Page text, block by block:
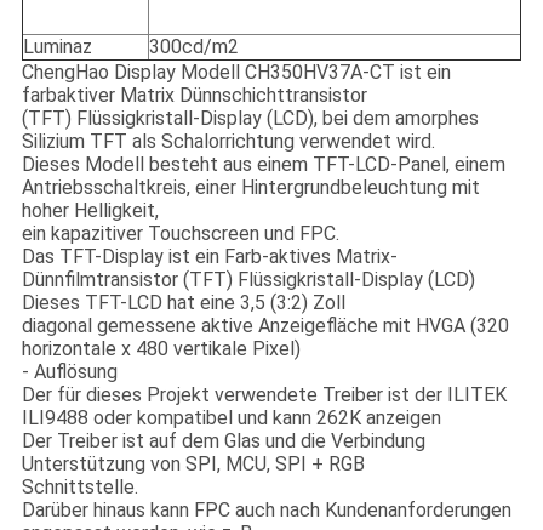
Luminaz
300cd/m2
ChengHao Display Modell CH350HV37A-CT ist ein
farbaktiver Matrix Dünnschichttransistor
(TFT) Flüssigkristall-Display (LCD), bei dem amorphes
Silizium TFT als Schalorrichtung verwendet wird.
Dieses Modell besteht aus einem TFT-LCD-Panel, einem
Antriebsschaltkreis, einer Hintergrundbeleuchtung mit
hoher Helligkeit,
ein kapazitiver Touchscreen und FPC.
Das TFT-Display ist ein Farb-aktives Matrix-
Dünnfilmtransistor (TFT) Flüssigkristall-Display (LCD)
Dieses TFT-LCD hat eine 3,5 (3:2) Zoll
diagonal gemessene aktive Anzeigefläche mit HVGA (320
horizontale x 480 vertikale Pixel)
- Auflösung
Der für dieses Projekt verwendete Treiber ist der ILITEK
ILI9488 oder kompatibel und kann 262K anzeigen
Der Treiber ist auf dem Glas und die Verbindung
Unterstützung von SPI, MCU, SPI + RGB
Schnittstelle.
Darüber hinaus kann FPC auch nach Kundenanforderungen